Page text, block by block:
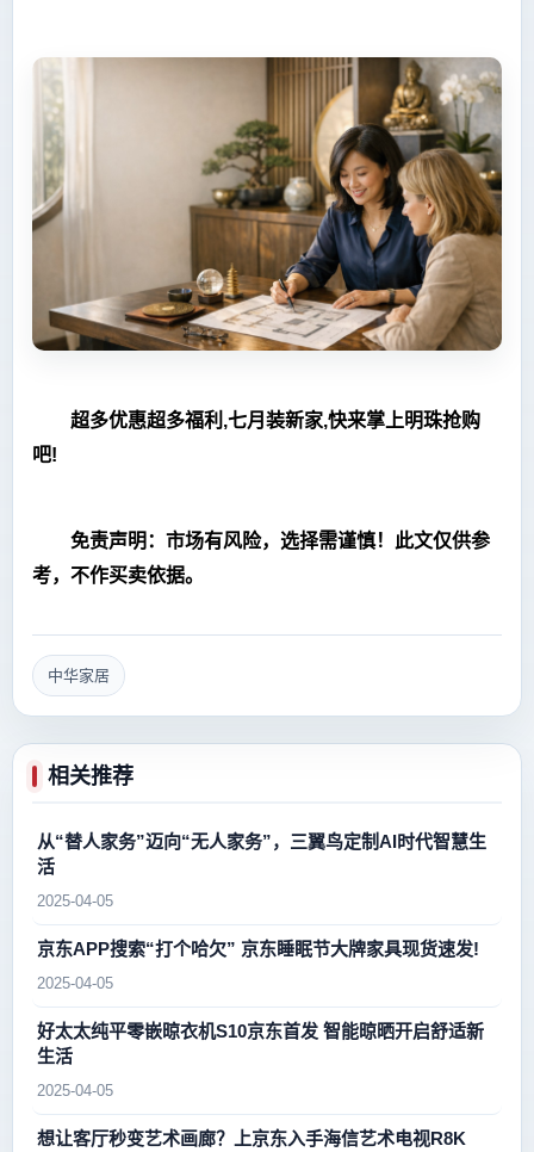
超多优惠超多福利,七月装新家,快来掌上明珠抢购
吧!
免责声明：市场有风险，选择需谨慎！此文仅供参
考，不作买卖依据。
中华家居
相关推荐
从“替人家务”迈向“无人家务”，三翼鸟定制AI时代智慧生
活
2025-04-05
京东APP搜索“打个哈欠” 京东睡眠节大牌家具现货速发!
2025-04-05
好太太纯平零嵌晾衣机S10京东首发 智能晾晒开启舒适新
生活
2025-04-05
想让客厅秒变艺术画廊？上京东入手海信艺术电视R8K